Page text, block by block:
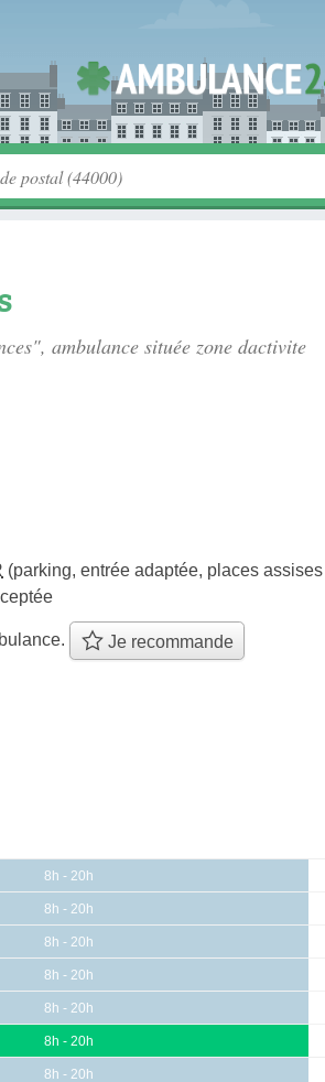
ambulance située zone dactivite
(parking, entrée adaptée, places assises
Je recommande
8h - 20h
8h - 20h
8h - 20h
8h - 20h
8h - 20h
8h - 20h
8h - 20h